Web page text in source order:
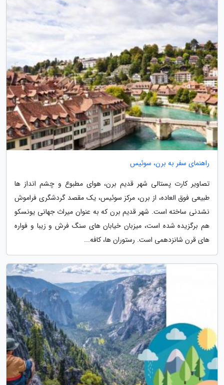
راهنمای سفر به برن، سوئیس
تصاویر کارت پستالی شهر قدیم برن، هوای مطبوع و چشم انداز ها
طبیعی فوق العاده، از برن، مرکز سوئیس، یک مقصد گردشگری فراموش
نشدنی ساخته است. شهر قدیم برن که به عنوان میراث جهانی یونسکو
هم برگزیده شده است، میزبان خیابان های سنگ فرش و زیبا و فواره
های قرن شانزدهمی است. رستوران ها، کافه...